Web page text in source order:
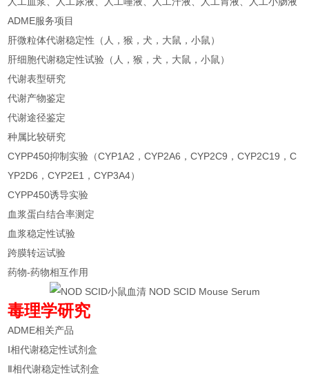
ADME服务项目
肝微粒体代谢稳定性（人，猴，犬，大鼠，小鼠）
肝细胞代谢稳定性试验（人，猴，犬，大鼠，小鼠）
代谢表型研究
代谢产物鉴定
代谢途径鉴定
种属比较研究
CYPP450抑制实验（CYP1A2，CYP2A6，CYP2C9，CYP2C19，C
YP2D6，CYP2E1，CYP3A4）
CYPP450诱导实验
血浆蛋白结合率测定
血浆稳定性试验
跨膜转运试验
药物-药物相互作用
毒理学研究
ADME相关产品
Ⅰ相代谢稳定性试剂盒
Ⅱ相代谢稳定性试剂盒